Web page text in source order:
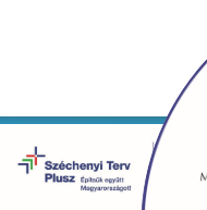
Copyright © 2026